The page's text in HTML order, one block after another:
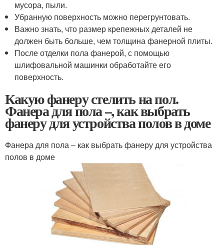
мусора, пыли.
Убранную поверхность можно перегрунтовать.
Важно знать, что размер крепежных деталей не
должен быть больше, чем толщина фанерной плиты.
После отделки пола фанерой, с помощью
шлифовальной машинки обработайте его
поверхность.
Какую фанеру стелить на пол.
Фанера для пола –, как выбрать
фанеру для устройства полов в доме
Фанера для пола – как выбрать фанеру для устройства
полов в доме